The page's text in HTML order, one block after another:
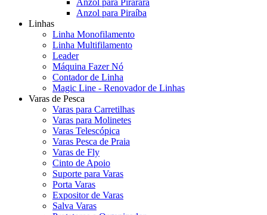
Anzol para Pirarara
Anzol para Piraíba
Linhas
Linha Monofilamento
Linha Multifilamento
Leader
Máquina Fazer Nó
Contador de Linha
Magic Line - Renovador de Linhas
Varas de Pesca
Varas para Carretilhas
Varas para Molinetes
Varas Telescópica
Varas Pesca de Praia
Varas de Fly
Cinto de Apoio
Suporte para Varas
Porta Varas
Expositor de Varas
Salva Varas